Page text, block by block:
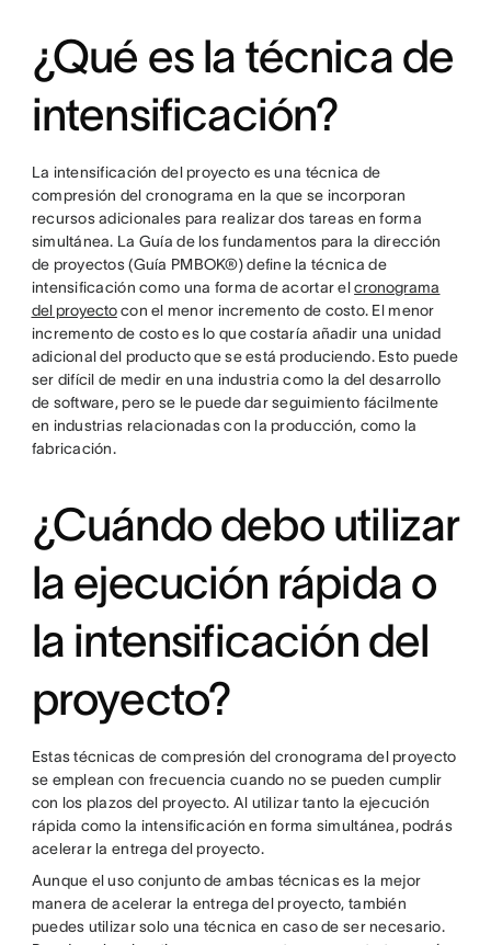
¿Qué es la técnica de
intensificación?
La intensificación del proyecto es una técnica de
compresión del cronograma en la que se incorporan
recursos adicionales para realizar dos tareas en forma
simultánea. La Guía de los fundamentos para la dirección
de proyectos (Guía PMBOK®) define la técnica de
intensificación como una forma de acortar elcronograma
del proyectocon el menor incremento de costo. El menor
incremento de costo es lo que costaría añadir una unidad
adicional del producto que se está produciendo. Esto puede
ser difícil de medir en una industria como la del desarrollo
de software, pero se le puede dar seguimiento fácilmente
en industrias relacionadas con la producción, como la
fabricación.
¿Cuándo debo utilizar
la ejecución rápida o
la intensificación del
proyecto?
Estas técnicas de compresión del cronograma del proyecto
se emplean con frecuencia cuando no se pueden cumplir
con los plazos del proyecto. Al utilizar tanto la ejecución
rápida como la intensificación en forma simultánea, podrás
acelerar la entrega del proyecto.
Aunque el uso conjunto de ambas técnicas es la mejor
manera de acelerar la entrega del proyecto, también
puedes utilizar solo una técnica en caso de ser necesario.